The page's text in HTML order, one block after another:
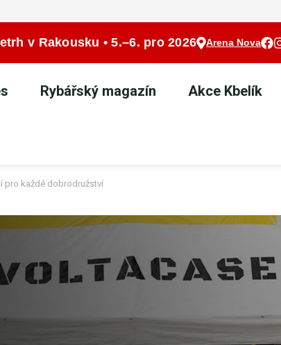
v Rakousku • 5.–6. pro 2026 Arena Nova
Rybářský magazín Akce Kbelík
pro každé dobrodružství